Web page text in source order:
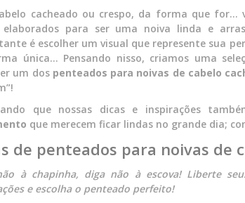
cacheado ou crespo, da forma que for…
elaborados para ser uma noiva linda e
é escolher um visual que represente sua
única… Pensando nisso, criamos uma
um dos penteados para noivas de cabelo
que nossas dicas e inspirações
que merecem ficar lindas no grande dia;
de penteados para noivas de
à chapinha, diga não à escova! Liberte
e escolha o penteado perfeito!